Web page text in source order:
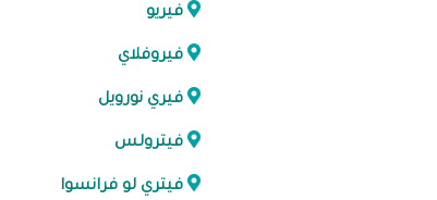
فيريو
فيروفلاي
فيري نورويل
فيترولس
فيتري لو فرانسوا